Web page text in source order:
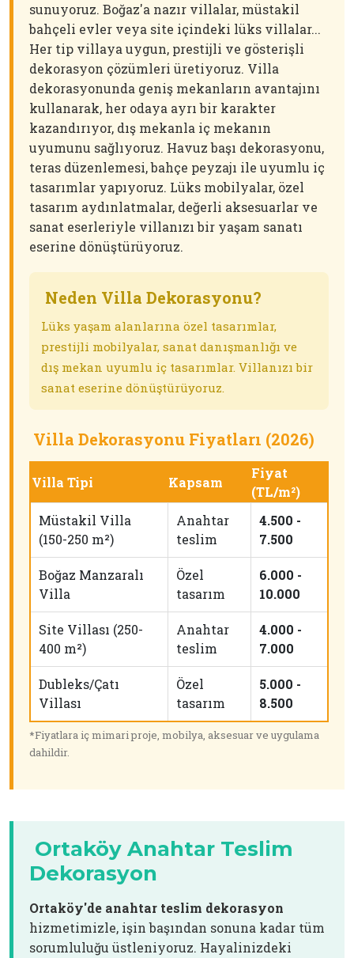
sunuyoruz. Boğaz'a nazır villalar, müstakil
bahçeli evler veya site içindeki lüks villalar...
Her tip villaya uygun, prestijli ve gösterişli
dekorasyon çözümleri üretiyoruz. Villa
dekorasyonunda geniş mekanların avantajını
kullanarak, her odaya ayrı bir karakter
kazandırıyor, dış mekanla iç mekanın
uyumunu sağlıyoruz. Havuz başı dekorasyonu,
teras düzenlemesi, bahçe peyzajı ile uyumlu iç
tasarımlar yapıyoruz. Lüks mobilyalar, özel
tasarım aydınlatmalar, değerli aksesuarlar ve
sanat eserleriyle villanızı bir yaşam sanatı
eserine dönüştürüyoruz.
Neden Villa Dekorasyonu?
Lüks yaşam alanlarına özel tasarımlar,
prestijli mobilyalar, sanat danışmanlığı ve
dış mekan uyumlu iç tasarımlar. Villanızı bir
sanat eserine dönüştürüyoruz.
Villa Dekorasyonu Fiyatları (2026)
Villa Tipi Kapsam
Fiyat
(TL/m²)
Müstakil Villa
(150-250 m²)
Anahtar
teslim
4.500 -
7.500
Boğaz Manzaralı
Villa
Özel
tasarım
6.000 -
10.000
Site Villası (250-
400 m²)
Anahtar
teslim
4.000 -
7.000
Dubleks/Çatı
Villası
Özel
tasarım
5.000 -
8.500
*Fiyatlara iç mimari proje, mobilya, aksesuar ve uygulama
dahildir.
Ortaköy Anahtar Teslim
Dekorasyon
Ortaköy'de anahtar teslim dekorasyon
hizmetimizle, işin başından sonuna kadar tüm
sorumluluğu üstleniyoruz. Hayalinizdeki